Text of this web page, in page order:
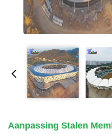
Aanpassing Stalen